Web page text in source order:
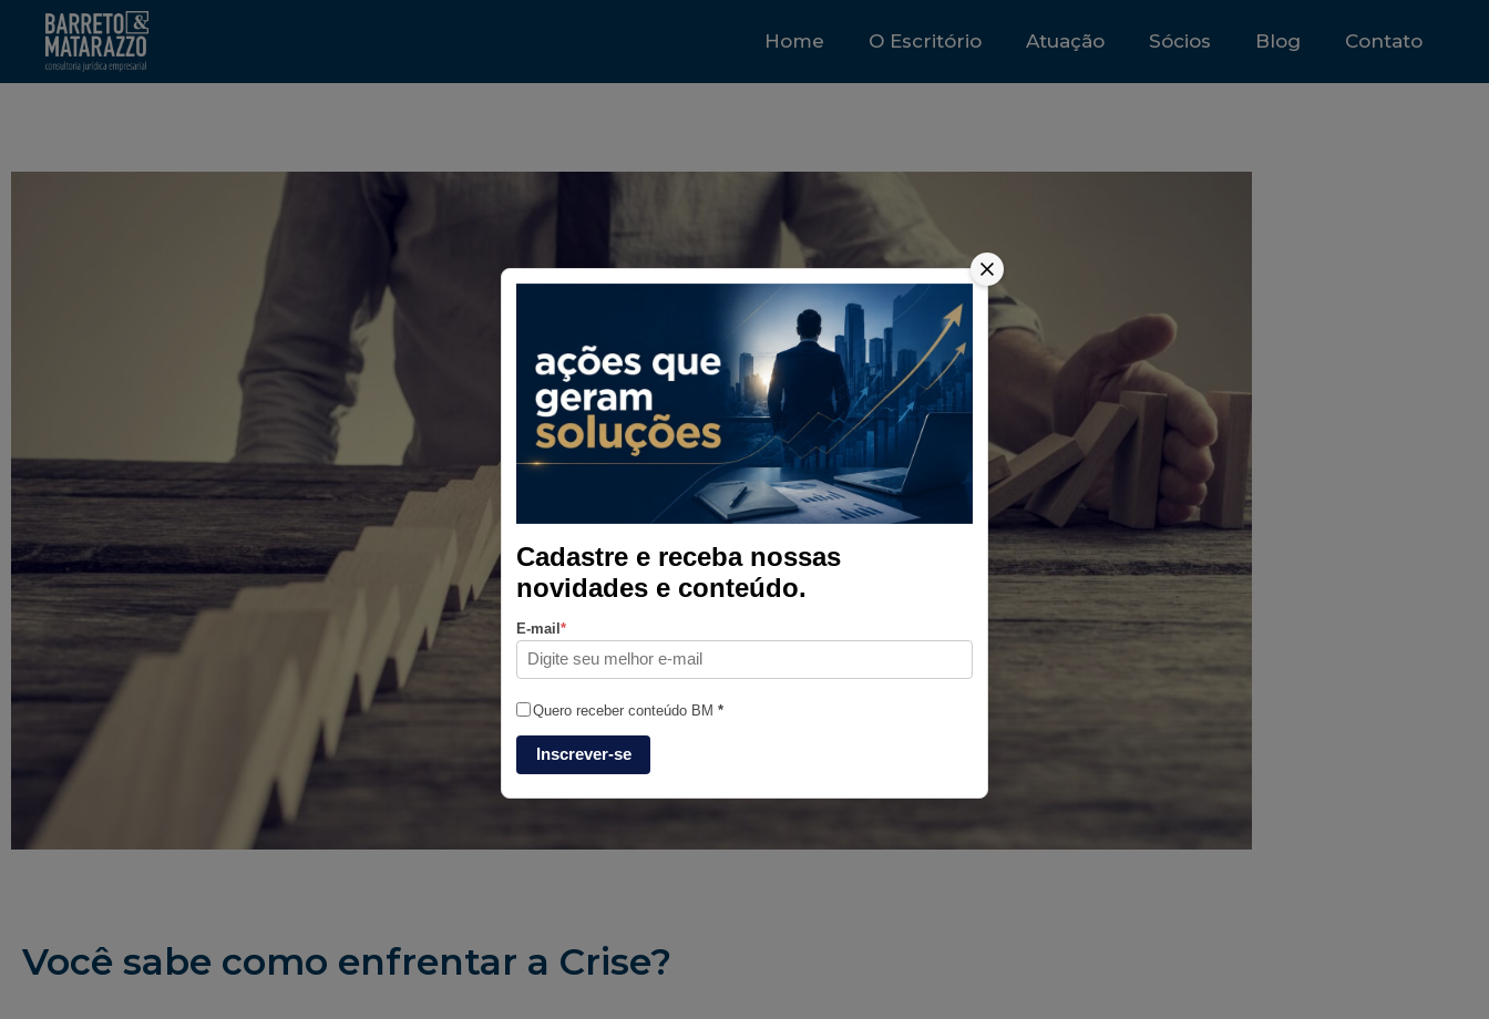
Home O Escritório Atuação Sócios Blog Contato
Você sabe como enfrentar a Crise?
Cadastre e receba nossas
novidades e conteúdo.
E-mail *
Quero receber conteúdo BM *
Inscrever-se